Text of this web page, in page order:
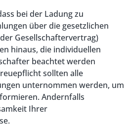
bei der Ladung zu
über die gesetzlichen
Gesellschaftervertrag)
hinaus, die individuellen
beachtet werden
sollten alle
unternommen werden, um
Andernfalls
Ihrer